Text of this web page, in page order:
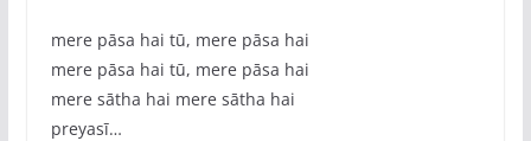
mere pāsa hai tū, mere pāsa hai
mere pāsa hai tū, mere pāsa hai
mere sātha hai mere sātha hai
preyasī…